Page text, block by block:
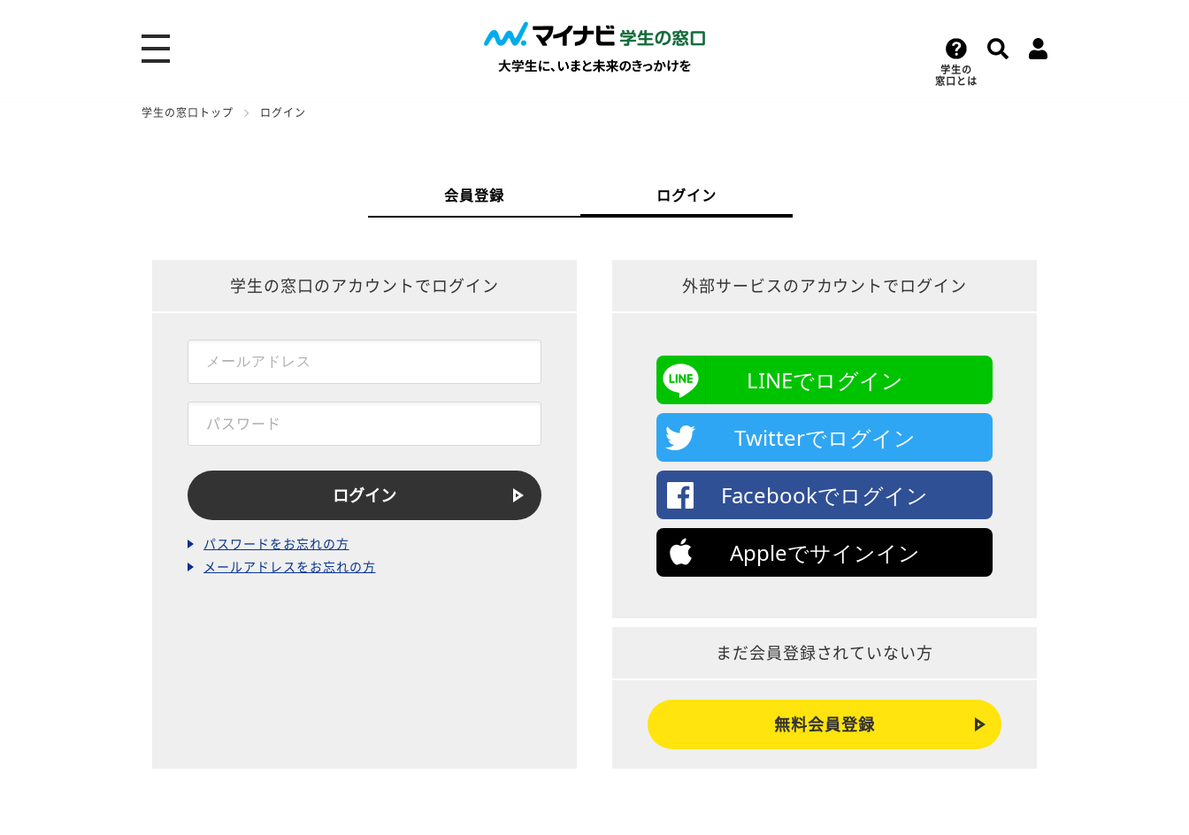
学生の
窓口とは
学生の窓口トップ ログイン
会員登録 ログイン
学生の窓口のアカウントでログイン
パスワードをお忘れの方
メールアドレスをお忘れの方
外部サービスのアカウントでログイン
LINEでログイン
Twitterでログイン
Facebookでログイン
Appleでサインイン
まだ会員登録されていない方
無料会員登録